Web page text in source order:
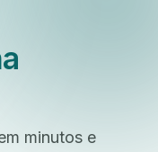
minutos e